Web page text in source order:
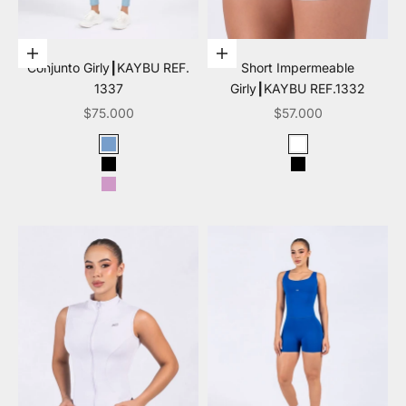
Elige opciones
Conjunto Girly┃KAYBU REF.
1337
Precio de oferta
$75.000
Azul claro
Negro
Mora leche
Elige opciones
Short Impermeable
Girly┃KAYBU REF.1332
Precio de oferta
$57.000
Blanco
Negro